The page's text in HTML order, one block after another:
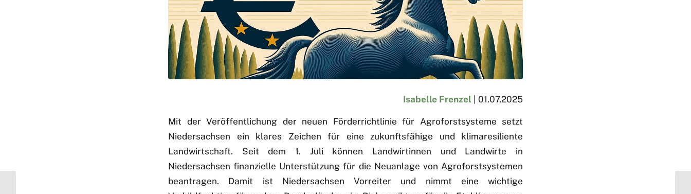
Isabelle Frenzel | 01.07.2025
Mit der Veröffentlichung der neuen Förderrichtlinie für Agroforstsysteme setzt
Niedersachsen ein klares Zeichen für eine zukunftsfähige und klimaresiliente
Landwirtschaft. Seit dem 1. Juli können Landwirtinnen und Landwirte in
Niedersachsen finanzielle Unterstützung für die Neuanlage von Agroforstsystemen
beantragen. Damit ist Niedersachsen Vorreiter und nimmt eine wichtige